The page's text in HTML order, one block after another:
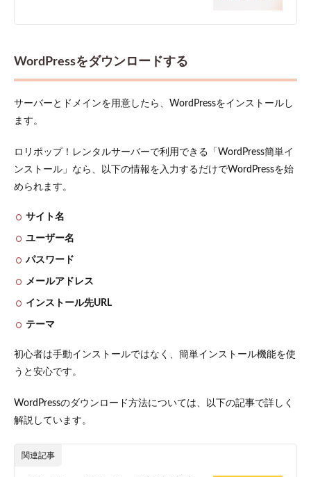
まと
WordPressをダウンロードする
サーバーとドメインを用意したら、WordPressをインストールし
ます。
ロリポップ！レンタルサーバーで利用できる「WordPress簡単イ
ンストール」なら、以下の情報を入力するだけでWordPressを始
められます。
サイト名
ユーザー名
パスワード
メールアドレス
インストール先URL
テーマ
初心者は手動インストールではなく、簡単インストール機能を使
うと安心です。
WordPressのダウンロード方法については、以下の記事で詳しく
解説しています。
関連記事